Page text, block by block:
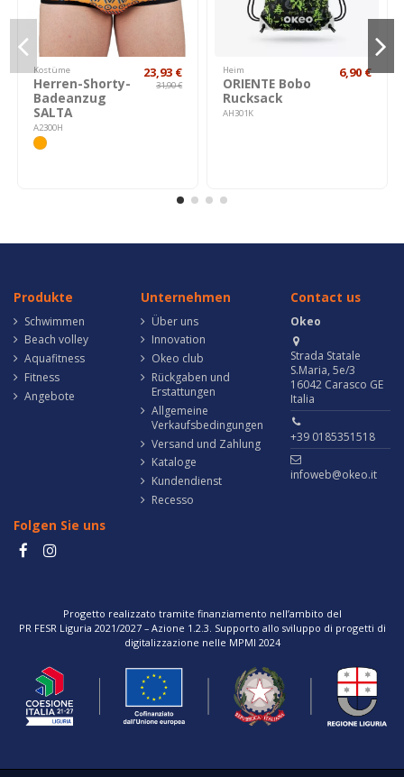
Kostüme
Herren-Shorty-
Badeanzug
SALTA
A2300H
23,93 €
31,90 €
Heim
ORIENTE Bobo
Rucksack
AH301K
6,90 €
Produkte
Schwimmen
Beach volley
Aquafitness
Fitness
Angebote
Unternehmen
Über uns
Innovation
Okeo club
Rückgaben und
Erstattungen
Allgemeine
Verkaufsbedingungen
Versand und Zahlung
Kataloge
Kundendienst
Recesso
Contact us
Okeo
Strada Statale
S.Maria, 5e/3
16042 Carasco GE
Italia
+39 0185351518
infoweb@okeo.it
Folgen Sie uns
Progetto realizzato tramite finanziamento nell’ambito del
PR FESR Liguria 2021/2027 – Azione 1.2.3. Supporto allo sviluppo di progetti di
digitalizzazione nelle MPMI 2024